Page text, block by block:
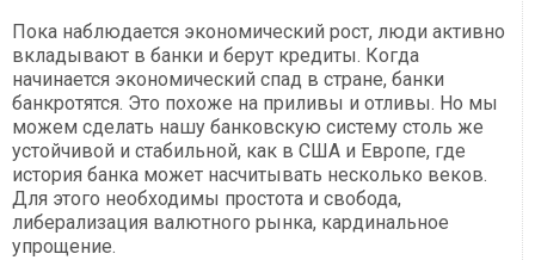
Пока наблюдается экономический рост, люди активно
вкладывают в банки и берут кредиты. Когда
начинается экономический спад в стране, банки
банкротятся. Это похоже на приливы и отливы. Но мы
можем сделать нашу банковскую систему столь же
устойчивой и стабильной, как в США и Европе, где
история банка может насчитывать несколько веков.
Для этого необходимы простота и свобода,
либерализация валютного рынка, кардинальное
упрощение.